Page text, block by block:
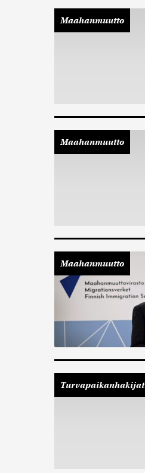
Maahanmuutto
Maahanmuutto
Maahanmuutto
Turvapaikanhakijat